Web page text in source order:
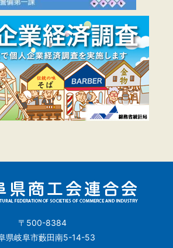
〒500-8384
県岐阜市藪田南5-14-53